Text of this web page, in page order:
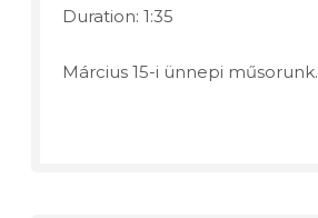
Duration: 1:35
Március 15-i ünnepi műsorunk.